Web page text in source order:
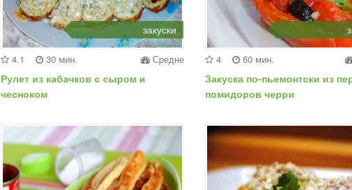
закуски
4.1 30 мин. Средне
Рулет из кабачков с сыром и
чесноком
4 60 мин.
Закуска по-пьемонтски из
помидоров черри